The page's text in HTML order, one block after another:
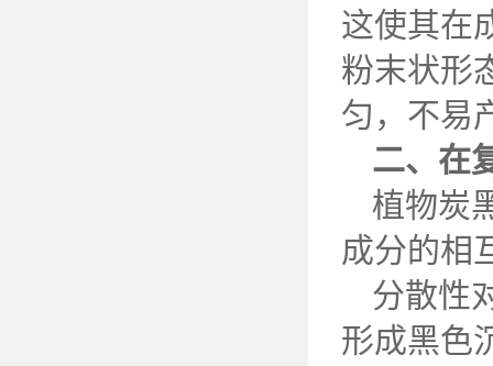
这使其在
粉末状形
匀，不易
二、在
植物炭
成分的相
分散性
形成黑色